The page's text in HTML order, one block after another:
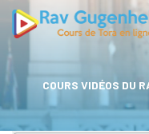
COURS VIDÉOS DU